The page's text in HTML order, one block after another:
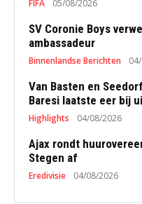
FIFA 05/08/2026
SV Coronie Boys
ambassadeur
Binnenlandse Berichten
Van Basten en
Baresi laatste eer bij
Highlights 04/08/2026
Ajax rondt
Stegen af
Eredivisie 04/08/2026